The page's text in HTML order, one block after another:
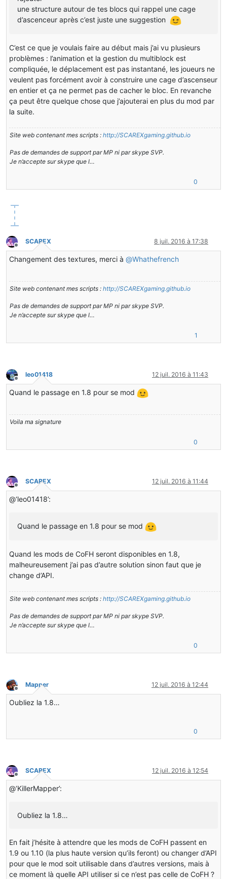
une structure autour de tes blocs qui rappel une cage
d’ascenceur après c’est juste une suggestion
C’est ce que je voulais faire au début mais j’ai vu plusieurs
problèmes : l’animation et la gestion du multiblock est
compliquée, le déplacement est pas instantané, les joueurs ne
veulent pas forcément avoir à construire une cage d’ascenseur
en entier et ça ne permet pas de cacher le bloc. En revanche
ça peut être quelque chose que j’ajouterai en plus du mod par
la suite.
Site web contenant mes scripts : http://SCAREXgaming.github.io
Pas de demandes de support par MP ni par skype SVP.
Je n’accepte sur skype que l…
0
Hors-ligne
SCAREX 8 juil. 2016 à 17:38
Changement des textures, merci à @Whathefrench
Site web contenant mes scripts : http://SCAREXgaming.github.io
Pas de demandes de support par MP ni par skype SVP.
Je n’accepte sur skype que l…
1
Hors-ligne
leo01418 12 juil. 2016 à 11:43
Quand le passage en 1.8 pour se mod
Voila ma signature
0
Hors-ligne
SCAREX 12 juil. 2016 à 11:44
@‘leo01418’:
Quand le passage en 1.8 pour se mod
Quand les mods de CoFH seront disponibles en 1.8,
malheureusement j’ai pas d’autre solution sinon faut que je
change d’API.
Site web contenant mes scripts : http://SCAREXgaming.github.io
Pas de demandes de support par MP ni par skype SVP.
Je n’accepte sur skype que l…
0
Hors-ligne
Mapper 12 juil. 2016 à 12:44
Oubliez la 1.8…
0
Hors-ligne
SCAREX 12 juil. 2016 à 12:54
@‘KillerMapper’:
Oubliez la 1.8…
En fait j’hésite à attendre que les mods de CoFH passent en
1.9 ou 1.10 (la plus haute version qu’ils feront) ou changer d’API
pour que le mod soit utilisable dans d’autres versions, mais à
ce moment là quelle API utiliser si ce n’est pas celle de CoFH ?